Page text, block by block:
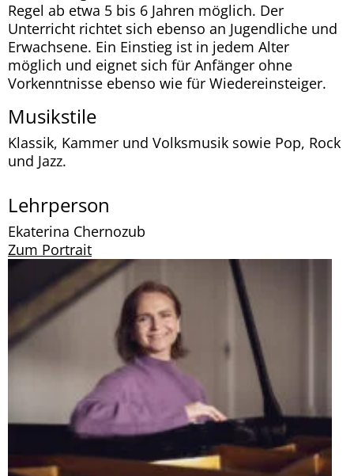
Regel ab etwa 5 bis 6 Jahren möglich. Der
Unterricht richtet sich ebenso an Jugendliche und
Erwachsene. Ein Einstieg ist in jedem Alter
möglich und eignet sich für Anfänger ohne
Vorkenntnisse ebenso wie für Wiedereinsteiger.
Musikstile
Klassik, Kammer und Volksmusik sowie Pop, Rock
und Jazz.
Lehrperson
Ekaterina Chernozub
Zum Portrait